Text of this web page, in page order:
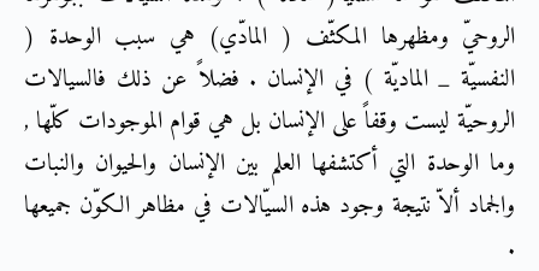
الروحيّ ومظهرها المكثّف ( المادّي) هي سبب الوحدة (
النفسيّة _ الماديّة ) في الإنسان . فضلاً عن ذلك فالسيالات
الروحيّة ليست وقفاً على الإنسان بل هي قوام الموجودات كلّها ,
وما الوحدة التي أكتشفها العلم بين الإنسان والحيوان والنبات
والجماد ألاّ نتيجة وجود هذه السيّالات في مظاهر الكوّن جميعها
.